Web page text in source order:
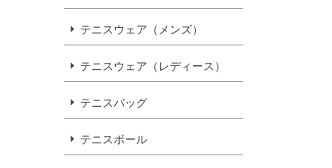
テニスウェア（メンズ）
テニスウェア（レディース）
テニスバッグ
テニスボール